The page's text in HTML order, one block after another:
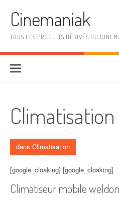
Cinemaniak
TOUS LES PRODUITS DÉRIVÉS DU
dans Climatisation
[google_cloaking] [google_cloaking]
Climatiseur mobile